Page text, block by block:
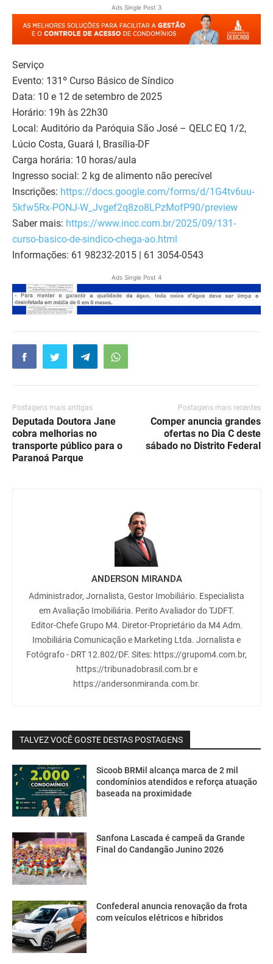
Ads Single Post 3
Serviço
Evento: 131º Curso Básico de Síndico
Data: 10 e 12 de setembro de 2025
Horário: 19h às 22h30
Local: Auditório da Paróquia São José – QELC EQ 1/2,
Lúcio Costa, Guará I, Brasília-DF
Carga horária: 10 horas/aula
Ingresso social: 2 kg de alimento não perecível
Inscrições: https://docs.google.com/forms/d/1G4tv6uu-
5kfw5Rx-PONJ-W_Jvgef2q8zo8LPzMofP90/preview
Saber mais: https://www.incc.com.br/2025/09/131-
curso-basico-de-sindico-chega-ao.html
Informações: 61 98232-2015 | 61 3054-0543
Ads Single Post 4
Postagens mais antigas
Deputada Doutora Jane
cobra melhorias no
transporte público para o
Paranoá Parque
Postagens mais recentes
Comper anuncia grandes
ofertas no Dia C deste
sábado no Distrito Federal
ANDERSON MIRANDA
Administrador, Jornalista, Gestor Imobiliário. Especialista
em Avaliação Imobiliária. Perito Avaliador do TJDFT.
Editor-Chefe Grupo M4. Diretor-Proprietário da M4 Adm.
Imobiliária Comunicação e Marketing Ltda. Jornalista e
Fotógrafo - DRT 12.802/DF. Sites: https://grupom4.com.br,
https://tribunadobrasil.com.br e
https://andersonmiranda.com.br.
TALVEZ VOCÊ GOSTE DESTAS POSTAGENS
Sicoob BRMil alcança marca de 2 mil
condomínios atendidos e reforça atuação
baseada na proximidade
Sanfona Lascada é campeã da Grande
Final do Candangão Junino 2026
Confederal anuncia renovação da frota
com veículos elétricos e híbridos